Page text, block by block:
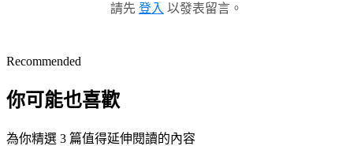
請先 登入 以發表留言。
Recommended
你可能也喜歡
為你精選 3 篇值得延伸閱讀的內容